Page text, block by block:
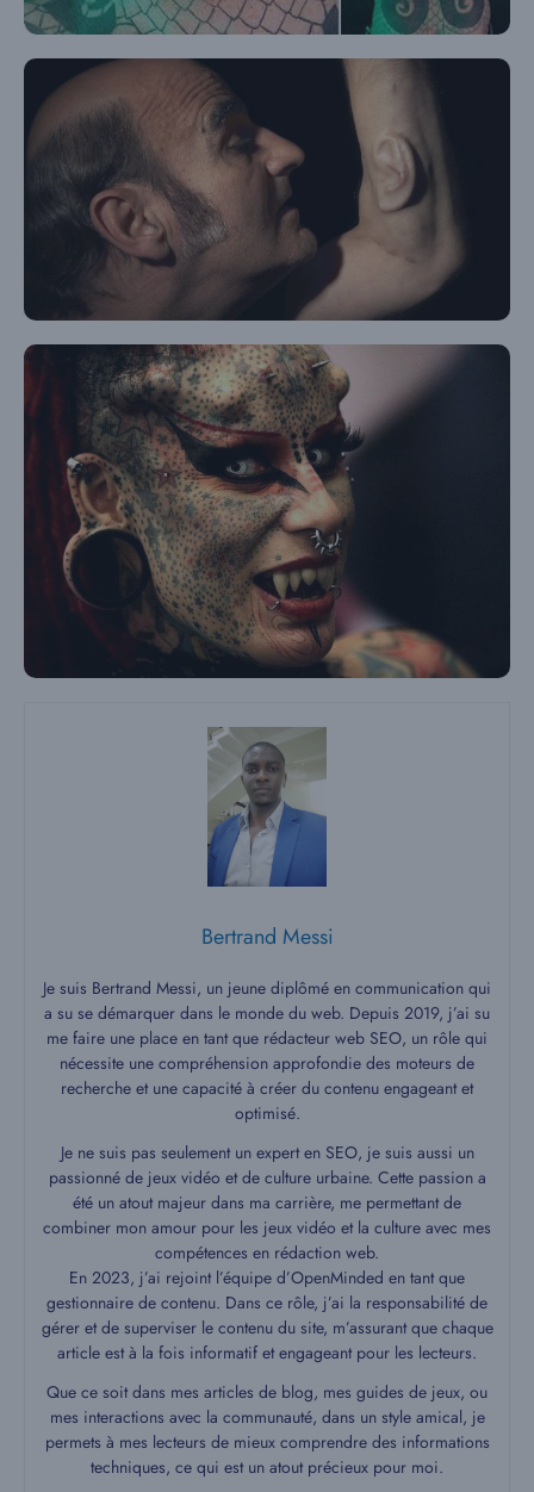
Bertrand Messi
Je suis Bertrand Messi, un jeune diplômé en communication qui
a su se démarquer dans le monde du web. Depuis 2019, j’ai su
me faire une place en tant que rédacteur web SEO, un rôle qui
nécessite une compréhension approfondie des moteurs de
recherche et une capacité à créer du contenu engageant et
optimisé.
Je ne suis pas seulement un expert en SEO, je suis aussi un
passionné de jeux vidéo et de culture urbaine. Cette passion a
été un atout majeur dans ma carrière, me permettant de
combiner mon amour pour les jeux vidéo et la culture avec mes
compétences en rédaction web.
En 2023, j’ai rejoint l’équipe d’OpenMinded en tant que
gestionnaire de contenu. Dans ce rôle, j’ai la responsabilité de
gérer et de superviser le contenu du site, m’assurant que chaque
article est à la fois informatif et engageant pour les lecteurs.
Que ce soit dans mes articles de blog, mes guides de jeux, ou
mes interactions avec la communauté, dans un style amical, je
permets à mes lecteurs de mieux comprendre des informations
techniques, ce qui est un atout précieux pour moi.